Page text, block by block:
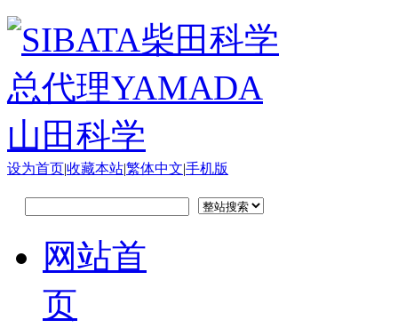
设为首页|收藏本站|繁体中文|手机版
网站首
页